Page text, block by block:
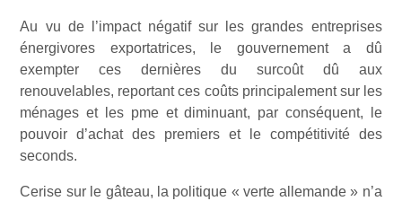
Au vu de l’impact négatif sur les grandes entreprises
énergivores exportatrices, le gouvernement a dû
exempter ces dernières du surcoût dû aux
renouvelables, reportant ces coûts principalement sur les
ménages et les pme et diminuant, par conséquent, le
pouvoir d’achat des premiers et le compétitivité des
seconds.
Cerise sur le gâteau, la politique « verte allemande » n’a